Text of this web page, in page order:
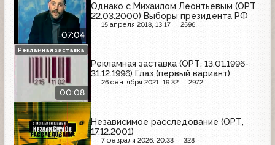
07:04
Однако с Михаилом Леонтьевым (ОРТ,
22.03.2000) Выборы президента РФ
15 апреля 2018, 13:17 2596
00:08
Рекламная заставка (ОРТ, 13.01.1996-
31.12.1996) Глаз (первый вариант)
26 сентября 2021, 19:32 2972
Рекламная заставка
Независимое расследование (ОРТ,
17.12.2001)
7 февраля 2026, 20:33 328